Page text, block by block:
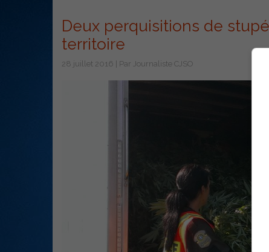
Deux perquisitions de
territoire
28 juillet 2016 | Par Journaliste CJSO